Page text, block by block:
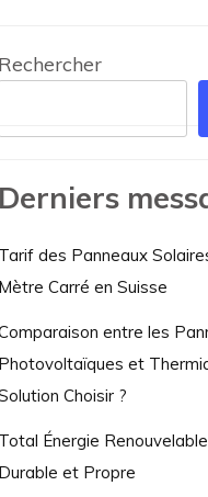
Rechercher
Derniers
Tarif des Panneaux
Mètre Carré en Suisse
entre les
Photovoltaïques et
Choisir ?
Total Énergie
Durable et Propre